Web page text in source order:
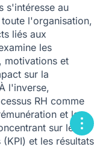
s'intéresse au
l'organisation,
liés aux
les
motivations et
sur la
l'inverse,
RH comme
et la
sur les
et les résultats